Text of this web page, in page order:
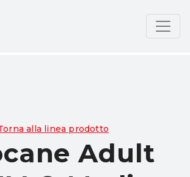
alla linea prodotto
Adult